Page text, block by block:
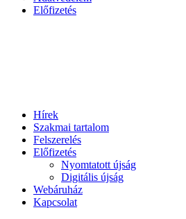
Előfizetés
Hírek
Szakmai tartalom
Felszerelés
Előfizetés
Nyomtatott újság
Digitális újság
Webáruház
Kapcsolat